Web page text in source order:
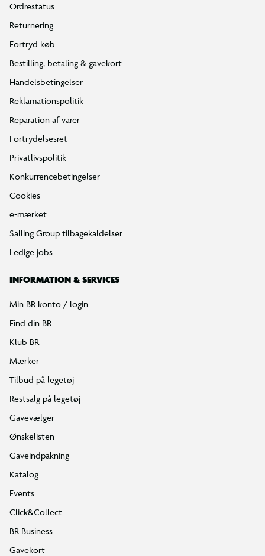
Ordrestatus
Returnering
Fortryd køb
Bestilling, betaling & gavekort
Handelsbetingelser
Reklamationspolitik
Reparation af varer
Fortrydelsesret
Privatlivspolitik
Konkurrencebetingelser
Cookies
e-mærket
Salling Group tilbagekaldelser
Ledige jobs
INFORMATION & SERVICES
Min BR konto / login
Find din BR
Klub BR
Mærker
Tilbud på legetøj
Restsalg på legetøj
Gavevælger
Ønskelisten
Gaveindpakning
Katalog
Events
Click&Collect
BR Business
Gavekort